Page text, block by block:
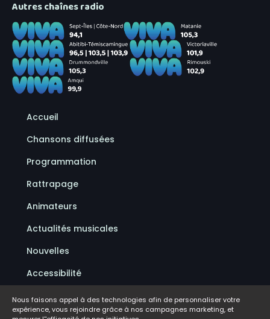
Autres chaînes radio
Accueil
Chansons diffusées
Programmation
Rattrapage
Animateurs
Actualités musicales
Nouvelles
Accessibilité
Politique de confidentialité
Nous faisons appel à des technologies afin de personnaliser votre
expérience, vous rejoindre grâce à nos campagnes marketing, et